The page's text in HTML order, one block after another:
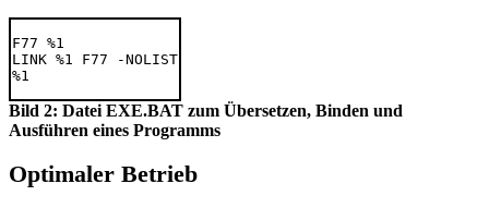
F77 %1
LINK %1 F77 -NOLIST
Bild 2: Datei EXE.BAT zum Übersetzen, Binden und
Ausführen eines Programms
Optimaler Betrieb